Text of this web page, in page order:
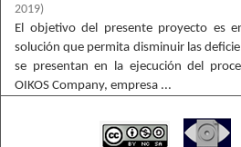
2019)
El objetivo del presente proyecto es
solución que permita disminuir las
se presentan en la ejecución del
OIKOS Company, empresa ...